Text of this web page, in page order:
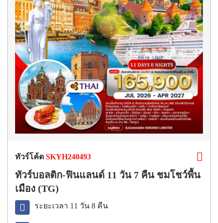
ทัวร์โค้ด SKYH240493
ทัวร์บอลติก-ฟินแลนด์ 11 วัน 7 คืน ชมโชว์พื้น
เมือง (TG)
ระยะเวลา 11 วัน 8 คืน